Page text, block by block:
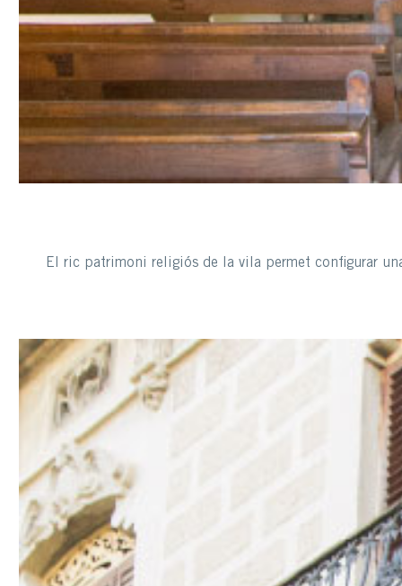
El ric patrimoni religiós de la vila permet configurar